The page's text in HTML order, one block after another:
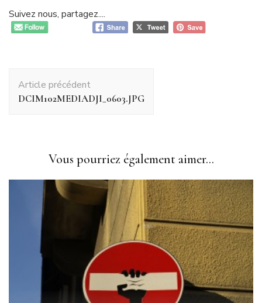
Suivez nous, partagez....
d'article
Article précédent
DCIM102MEDIADJI_0603.JPG
Vous pourriez également aimer...